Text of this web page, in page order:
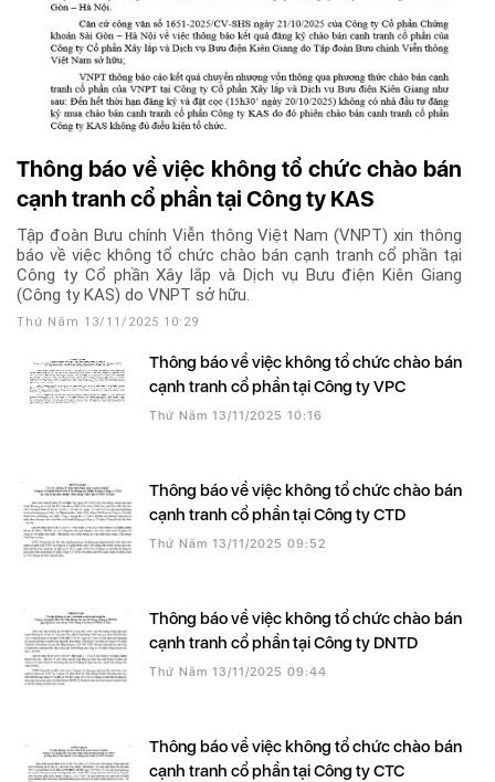
Thông báo về việc không tổ chức chào bán
cạnh tranh cổ phần tại Công ty KAS
Tập đoàn Bưu chính Viễn thông Việt Nam (VNPT) xin thông
báo về việc không tổ chức chào bán cạnh tranh cổ phần tại
Công ty Cổ phần Xây lắp và Dịch vụ Bưu điện Kiên Giang
(Công ty KAS) do VNPT sở hữu.
Thứ Năm 13/11/2025 10:29
Thông báo về việc không tổ chức chào bán
cạnh tranh cổ phần tại Công ty VPC
Thứ Năm 13/11/2025 10:16
Thông báo về việc không tổ chức chào bán
cạnh tranh cổ phần tại Công ty CTD
Thứ Năm 13/11/2025 09:52
Thông báo về việc không tổ chức chào bán
cạnh tranh cổ phần tại Công ty DNTD
Thứ Năm 13/11/2025 09:44
Thông báo về việc không tổ chức chào bán
cạnh tranh cổ phần tại Công ty CTC